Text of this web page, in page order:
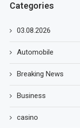
Categories
03.08.2026
Automobile
Breaking News
Business
casino